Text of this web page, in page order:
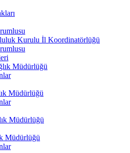
Kurulu İl Koordinatörlüğü
Müdürlüğü
Müdürlüğü
Müdürlüğü
Müdürlüğü